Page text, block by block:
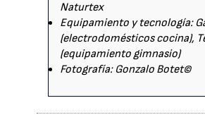
Naturtex
Equipamiento y tecnología:
(electrodomésticos cocina),
(equipamiento gimnasio)
Fotografía: Gonzalo Botet©